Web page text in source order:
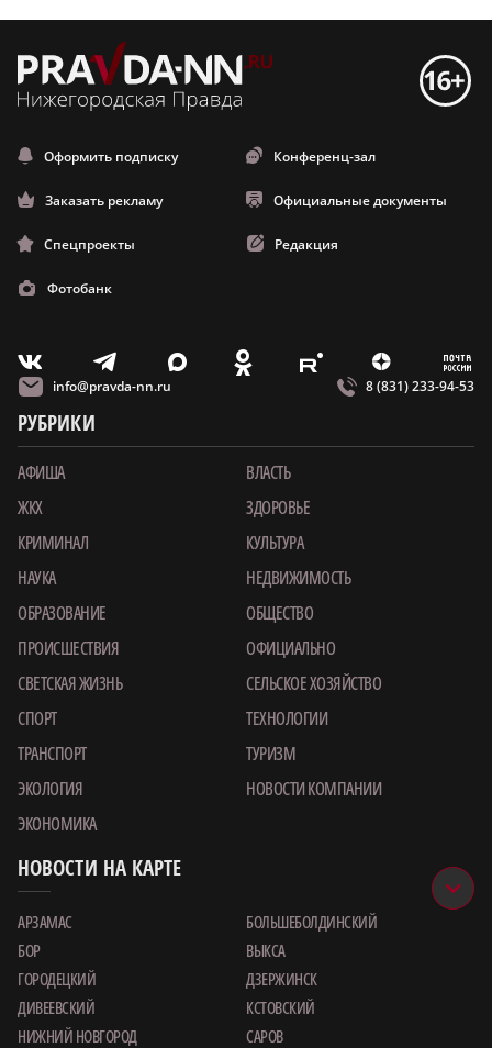
Оформить подписку Конференц-зал
Заказать рекламу Официальные документы
Спецпроекты Редакция
Фотобанк
V T X O E Z m
info@pravda-nn.ru 8 (831) 233-94-53
РУБРИКИ
АФИША
ВЛАСТЬ
ЖКХ
ЗДОРОВЬЕ
КРИМИНАЛ
КУЛЬТУРА
НАУКА
НЕДВИЖИМОСТЬ
ОБРАЗОВАНИЕ
ОБЩЕСТВО
ПРОИСШЕСТВИЯ
ОФИЦИАЛЬНО
СВЕТСКАЯ ЖИЗНЬ
СЕЛЬСКОЕ ХОЗЯЙСТВО
СПОРТ
ТЕХНОЛОГИИ
ТРАНСПОРТ
ТУРИЗМ
ЭКОЛОГИЯ
НОВОСТИ КОМПАНИИ
ЭКОНОМИКА
НОВОСТИ НА КАРТЕ
АРЗАМАС
БОЛЬШЕБОЛДИНСКИЙ
БОР
ВЫКСА
ГОРОДЕЦКИЙ
ДЗЕРЖИНСК
ДИВЕЕВСКИЙ
КСТОВСКИЙ
НИЖНИЙ НОВГОРОД
САРОВ